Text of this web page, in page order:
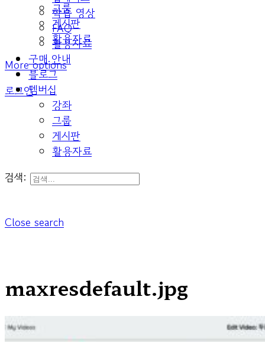
그룹
게시판
활용자료
More options
로그인
학습 영상
FAQ
활용자료
구매 안내
블로그
멤버십
강좌
그룹
게시판
활용자료
검색:
Close search
maxresdefault.jpg